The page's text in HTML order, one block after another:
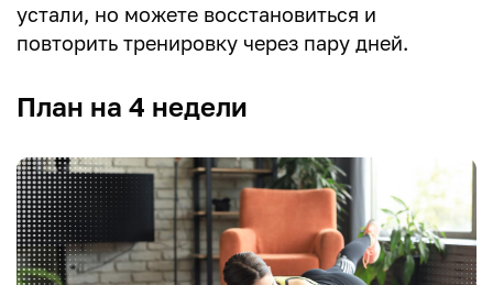
устали, но можете восстановиться и
повторить тренировку через пару дней.
План на 4 недели